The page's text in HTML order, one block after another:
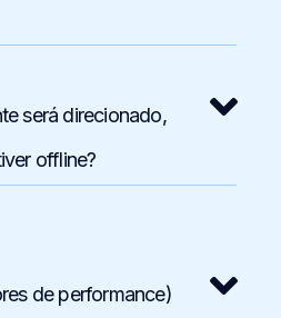
será direcionado,
offline?
de performance)